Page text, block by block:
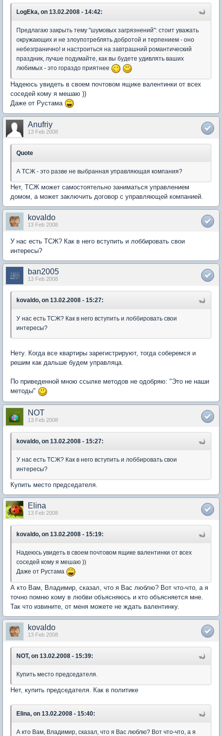
LogEka, on 13.02.2008 - 14:42:
Предлагаю закрыть тему "шумовых загрязнений": стоит уважать
окружающих и не злоупотреблять добротой и терпением - оно
небезгранично! и настроиться на завтрашний романтический
праздник, лучше подумайте, как вы будете удивлять ваших
любимых - это гораздо приятнее
Надеюсь увидеть в своем почтовом ящике валентинки от всех
соседей кому я мешаю ))
Даже от Рустама
Anufriy
13 Feb 2008
Quote
А ТСЖ - это разве не выбранная управляющая компания?
Нет, ТСЖ может самостоятельно заниматься управлением
домом, а может заключить договор с управляющей компанией.
kovaldo
13 Feb 2008
У нас есть ТСЖ? Как в него вступить и лоббировать свои
интересы?
ban2005
13 Feb 2008
kovaldo, on 13.02.2008 - 15:27:
У нас есть ТСЖ? Как в него вступить и лоббировать свои
интересы?
Нету. Когда все квартиры зарегистрируют, тогда соберемся и
решим как дальше будем управляца.
По приведенной мною ссылке методов не одобряю: "Это не наши
методы"
NOT
13 Feb 2008
kovaldo, on 13.02.2008 - 15:27:
У нас есть ТСЖ? Как в него вступить и лоббировать свои
интересы?
Купить место председателя.
Elina
13 Feb 2008
kovaldo, on 13.02.2008 - 15:19:
Надеюсь увидеть в своем почтовом ящике валентинки от всех
соседей кому я мешаю ))
Даже от Рустама
А кто Вам, Владимир, сказал, что я Вас люблю? Вот что-что, а я
точно помню кому в любви объясняюсь и кто объясняется мне.
Так что извините, от меня можете не ждать валентинку.
kovaldo
13 Feb 2008
NOT, on 13.02.2008 - 15:39:
Купить место председателя.
Нет, купить председателя. Как в политике
Elina, on 13.02.2008 - 15:40:
А кто Вам, Владимир, сказал, что я Вас люблю? Вот что-что, а я